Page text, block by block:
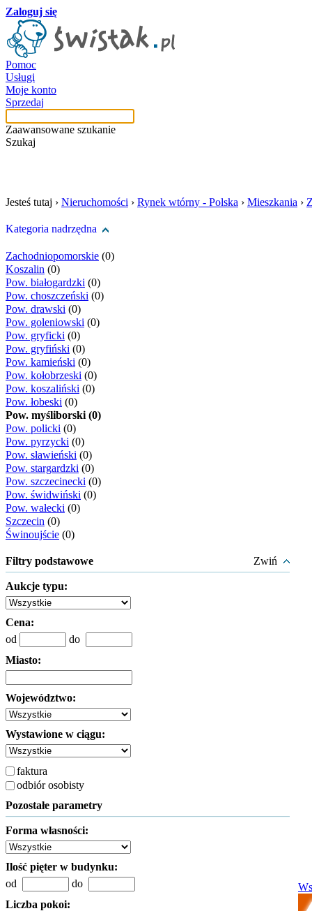
Zaloguj się
Pomoc
Usługi
Moje konto
Sprzedaj
Zaawansowane szukanie
Szukaj
Jesteś tutaj › Nieruchomości › Rynek wtórny - Polska › Mieszkania ›
Kategoria nadrzędna
Zachodniopomorskie (0)
Koszalin (0)
Pow. białogardzki (0)
Pow. choszczeński (0)
Pow. drawski (0)
Pow. goleniowski (0)
Pow. gryficki (0)
Pow. gryfiński (0)
Pow. kamieński (0)
Pow. kołobrzeski (0)
Pow. koszaliński (0)
Pow. łobeski (0)
Pow. myśliborski (0)
Pow. policki (0)
Pow. pyrzycki (0)
Pow. sławieński (0)
Pow. stargardzki (0)
Pow. szczecinecki (0)
Pow. świdwiński (0)
Pow. wałecki (0)
Szczecin (0)
Świnoujście (0)
Filtry podstawowe Zwiń
Aukcje typu:
Cena:
od
do
Miasto:
Województwo:
Wystawione w ciągu:
faktura
odbiór osobisty
Pozostałe parametry
Forma własności:
Ilość pięter w budynku:
od
do
Liczba pokoi: